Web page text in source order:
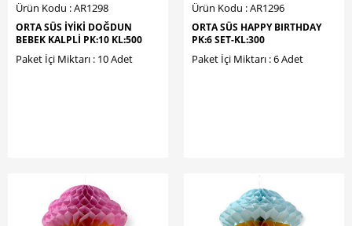
Ürün Kodu : AR1298
ORTA SÜS İYİKİ DOĞDUN
BEBEK KALPLİ PK:10 KL:500
Paket İçi Miktarı : 10 Adet
Ürün Kodu : AR1296
ORTA SÜS HAPPY BIRTHDAY
PK:6 SET-KL:300
Paket İçi Miktarı : 6 Adet